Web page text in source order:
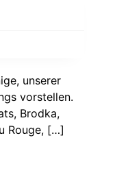
unserer
vorstellen.
Brodka,
Rouge, […]